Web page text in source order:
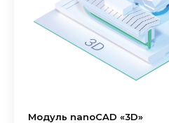
Модуль nanoCAD «3D»